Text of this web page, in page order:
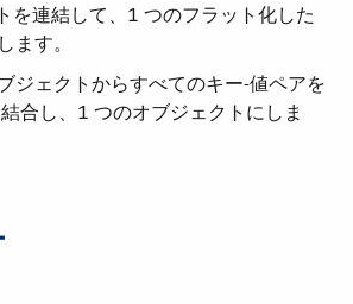
を連結して、1 つのフラット化した
ます。
ジェクトからすべてのキー-値ペアを
合し、1 つのオブジェクトにしま